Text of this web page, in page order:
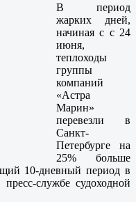
В период
жарких дней,
начиная с с 24
июня,
теплоходы
группы
компаний
«Астра
Марин»
перевезли в
Санкт-
Петербурге на
25% больше
10-дневный период в
службе судоходной